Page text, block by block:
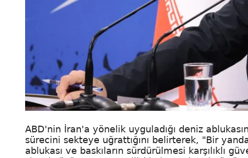
ABD'nin İran'a yönelik uyguladığı deniz
sürecini sekteye uğrattığını belirterek, "Bir
ablukası ve baskıların sürdürülmesi karşılıklı